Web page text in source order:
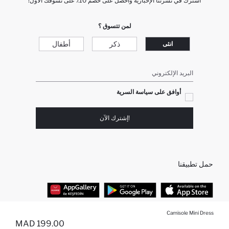
Camisole Mini Dress
199.00 MAD
لمن تتسوق ؟
انثى ذكر أطفال
البريد الإلكتروني
أوافق على سياسة السرية
!إشترك الآن
حمل تطبيقنا